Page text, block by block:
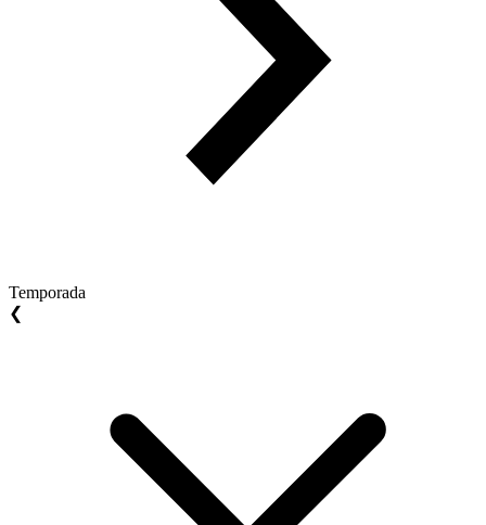
Temporada
❮